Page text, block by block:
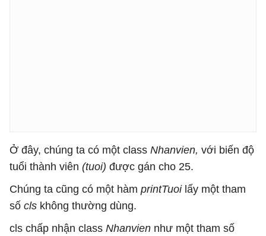
Ở đây, chúng ta có một class Nhanvien, với biến độ
tuổi thành viên (tuoi) được gán cho 25.
Chúng ta cũng có một hàm printTuoilấy một tham
số cls không thường dùng.
cls chấp nhận class Nhanvien như một tham số